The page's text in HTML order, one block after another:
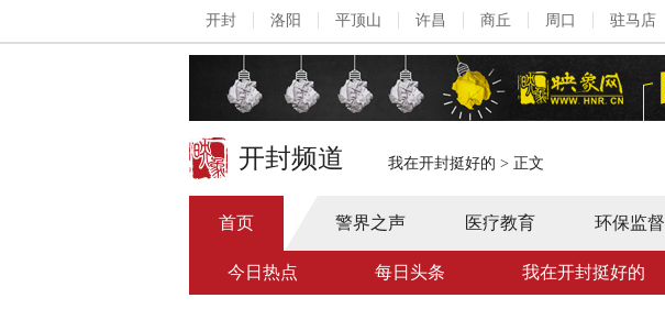
开封 洛阳 平顶山 许昌 商丘 周口 驻马店
开封频道 我在开封挺好的 > 正文
首页 警界之声 医疗教育 环保监督
今日热点 每日头条 我在开封挺好的